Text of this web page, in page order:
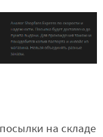
на складе